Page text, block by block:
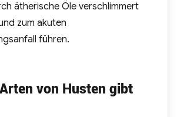
ätherische Öle verschlimmert
zum akuten
führen.
von Husten gibt